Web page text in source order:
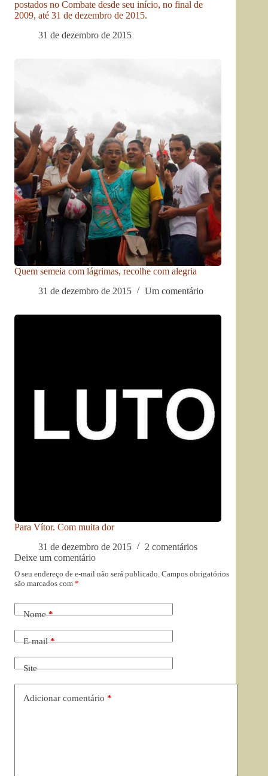
postados no Combate desde seu início, no final de
2009, até 31 de dezembro de 2015.
31 de dezembro de 2015
Quem semeia com lágrimas, recolhe com alegria
31 de dezembro de 2015
Um comentário
Para Vítor. Com muita dor
31 de dezembro de 2015
2 comentários
Deixe um comentário
O seu endereço de e-mail não será publicado. Campos obrigatórios
são marcados com *
Nome*
E-mail*
Site
Adicionar comentário *